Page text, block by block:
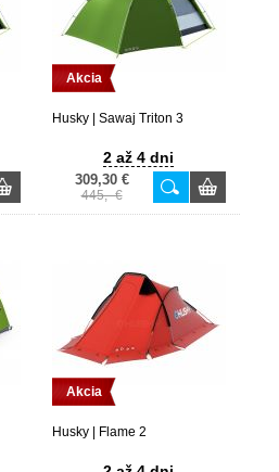
Akcia
Husky | Sawaj Triton 3
2 až 4 dni
309,30 €
445,- €
Akcia
Husky | Flame 2